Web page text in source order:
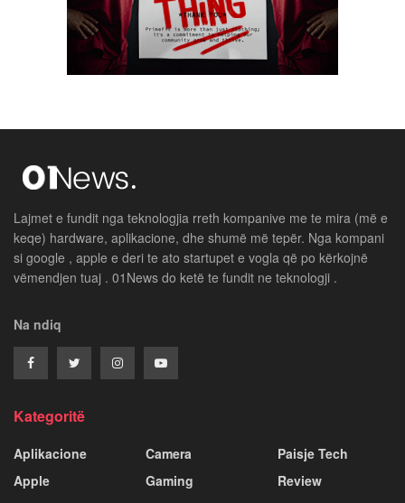
Lajmet e fundit nga teknologjia rreth kompanive me te mira (më e
keqe) hardware, aplikacione, dhe shumë më tepër. Nga kompani
si google , apple e deri te ato startupet e vogla që po kërkojnë
vëmendjen tuaj . 01News do ketë te fundit ne teknologji .
Na ndiq
Kategoritë
Aplikacione
Apple
Camera
Gaming
Paisje Tech
Review